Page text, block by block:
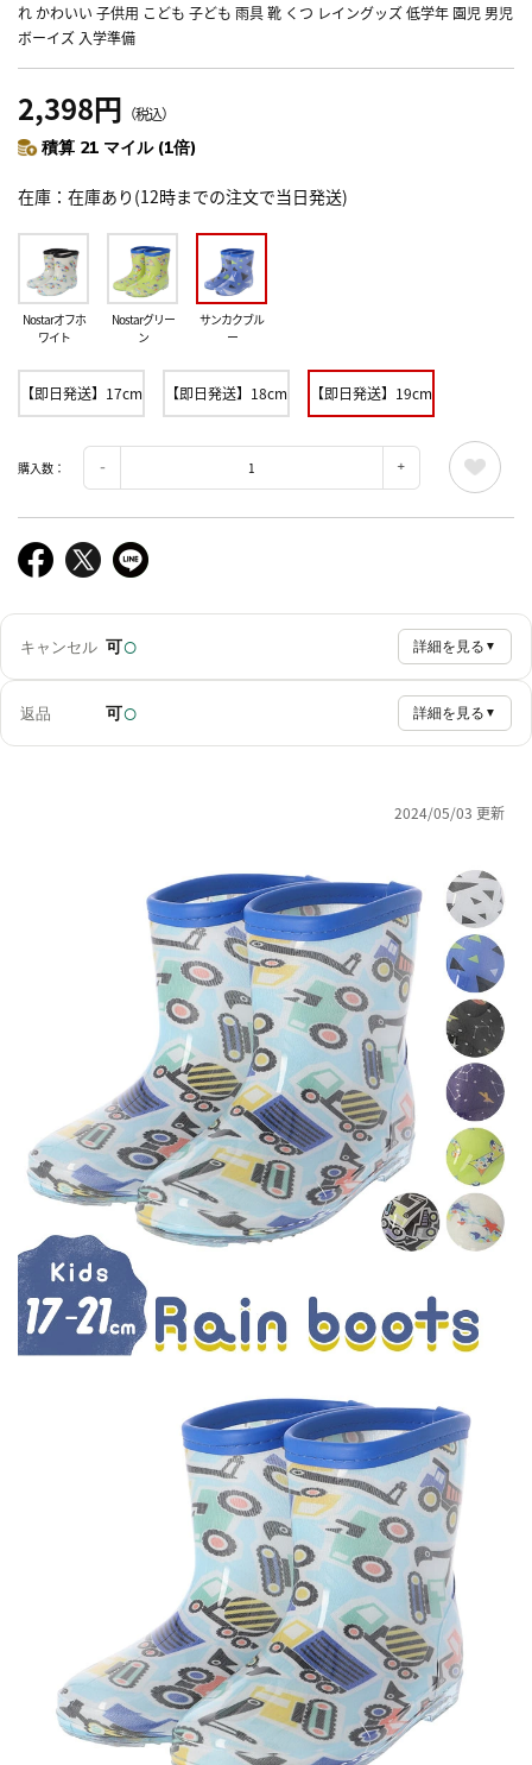
れ かわいい 子供用 こども 子ども 雨具 靴 くつ レイングッズ 低学年 園児 男児
ボーイズ 入学準備
2,398円 （税込）
積算 21 マイル (1倍)
在庫 在庫あり(12時までの注文で当日発送)
Nostarオフホ
ワイト
Nostarグリー
ン
サンカクブル
ー
【即日発送】17cm 【即日発送】18cm 【即日発送】19cm
購入数：
キャンセル 可○ 詳細を見る ▼
返品 可○ 詳細を見る ▼
2024/05/03 更新